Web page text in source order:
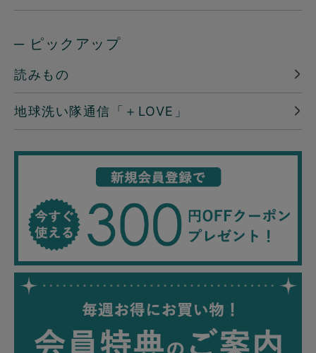
─ ピックアップ
読みもの
地球洗い隊通信「＋LOVE」